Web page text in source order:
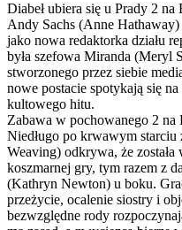
Diabeł ubiera się u Prady 2
Andy Sachs (Anne
jako nowa redaktorka działu
była szefowa Miranda (Meryl
stworzonego przez siebie
nowe postacie spotykają się
kultowego hitu.
Zabawa w pochowanego 2
Niedługo po krwawym starciu
Weaving) odkrywa, że
koszmarnej gry, tym razem z
(Kathryn Newton) u boku.
przeżycie, ocalenie siostry i
bezwzględne rody